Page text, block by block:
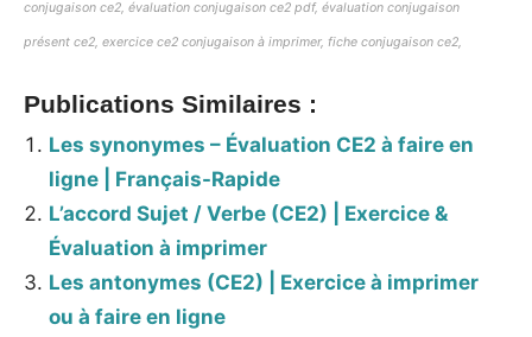
conjugaison ce2, évaluation conjugaison ce2 pdf, évaluation conjugaison
présent ce2, exercice ce2 conjugaison à imprimer, fiche conjugaison ce2,
Publications Similaires :
Les synonymes – Évaluation CE2 à faire en
ligne | Français-Rapide
L’accord Sujet / Verbe (CE2) | Exercice &
Évaluation à imprimer
Les antonymes (CE2) | Exercice à imprimer
ou à faire en ligne